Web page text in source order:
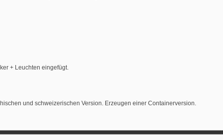
+ Leuchten eingefügt.
und schweizerischen Version. Erzeugen einer Containerversion.